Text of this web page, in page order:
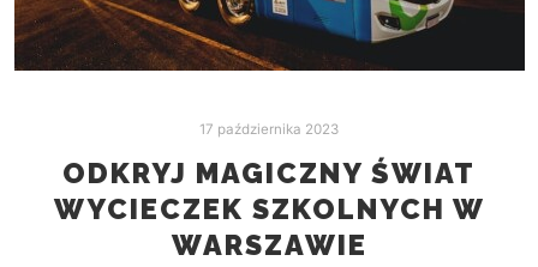
17 października 2023
ODKRYJ MAGICZNY ŚWIAT
WYCIECZEK SZKOLNYCH W
WARSZAWIE